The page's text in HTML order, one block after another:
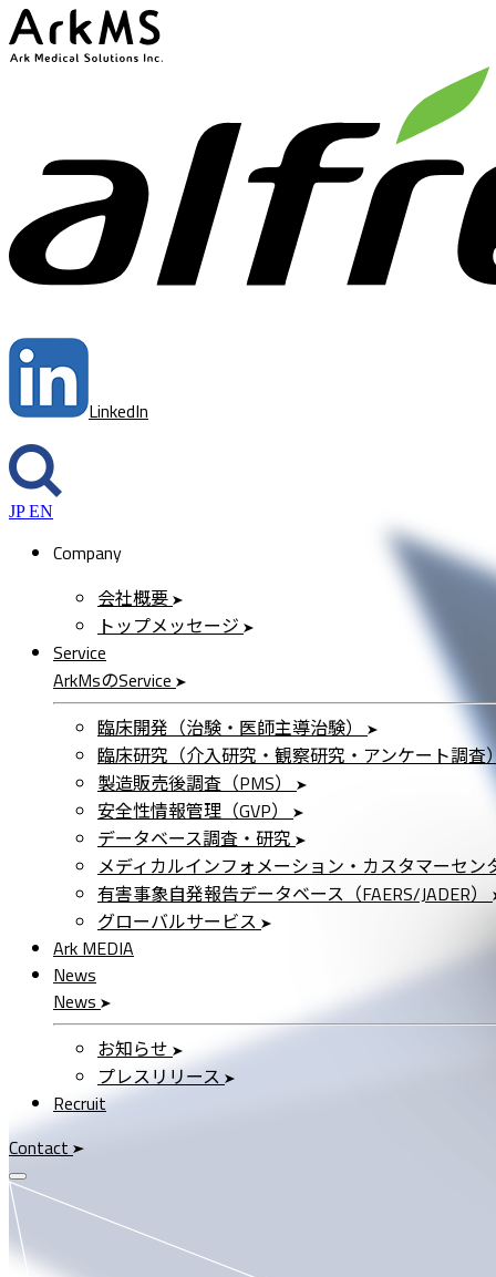
LinkedIn
JP EN
Company
会社概要
トップメッセージ
Service
ArkMsのService
臨床開発（治験・医師主導治験）
臨床研究（介入研究・観察研究・アンケート調査
製造販売後調査（PMS）
安全性情報管理（GVP）
データベース調査・研究
メディカルインフォメーション・カスタマーセン
有害事象自発報告データベース（FAERS/JADER）
グローバルサービス
Ark MEDIA
News
News
お知らせ
プレスリリース
Recruit
Contact